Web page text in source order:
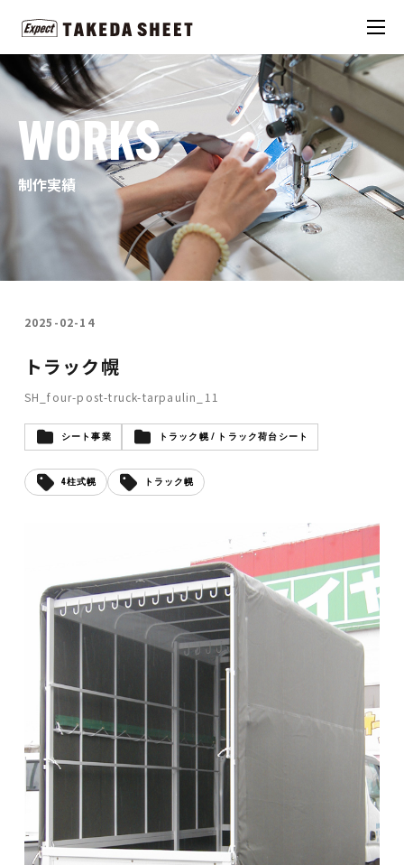
WORKS
制作実績
2025-02-14
トラック幌
SH_four-post-truck-tarpaulin_11
シート事業 トラック幌 / トラック荷台シート
4柱式幌 トラック幌